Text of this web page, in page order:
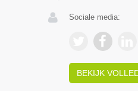
Sociale media:
BEKIJK